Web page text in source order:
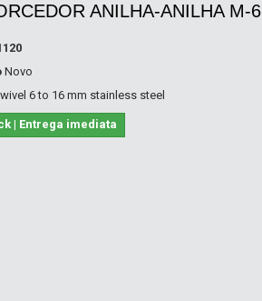
ANILHA-ANILHA M-6
Novo
6 to 16 mm stainless steel
| Entrega imediata